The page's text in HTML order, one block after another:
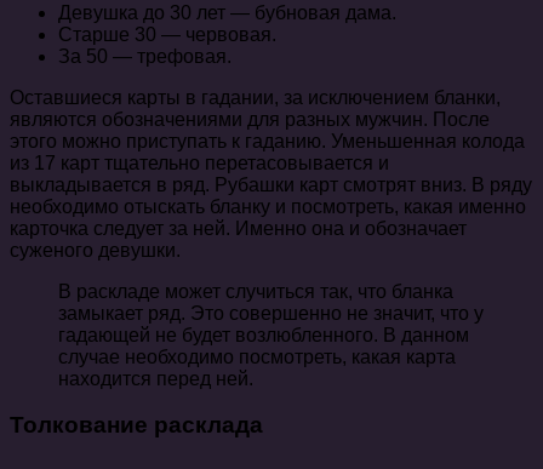
Девушка до 30 лет — бубновая дама.
Старше 30 — червовая.
За 50 — трефовая.
Оставшиеся карты в гадании, за исключением бланки,
являются обозначениями для разных мужчин. После
этого можно приступать к гаданию. Уменьшенная колода
из 17 карт тщательно перетасовывается и
выкладывается в ряд. Рубашки карт смотрят вниз. В ряду
необходимо отыскать бланку и посмотреть, какая именно
карточка следует за ней. Именно она и обозначает
суженого девушки.
В раскладе может случиться так, что бланка
замыкает ряд. Это совершенно не значит, что у
гадающей не будет возлюбленного. В данном
случае необходимо посмотреть, какая карта
находится перед ней.
Толкование расклада